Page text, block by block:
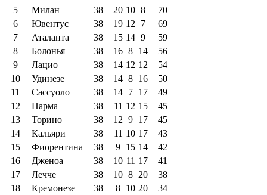
5
Милан 38 20 10 8
70
6
Ювентус 38 19 12 7
69
7
Аталанта 38 15 14 9
59
8
Болонья 38 16 8 14
56
9
Лацио 38 14 12 12
54
10
Удинезе 38 14 8 16
50
11
Сассуоло 38 14 7 17
49
12
Парма 38 11 12 15
45
13
Торино 38 12 9 17
45
14
Кальяри 38 11 10 17
43
15
Фиорентина 38 9 15 14
42
16
Дженоа 38 10 11 17
41
17
Лечче 38 10 8 20
38
18
Кремонезе 38 8 10 20
34